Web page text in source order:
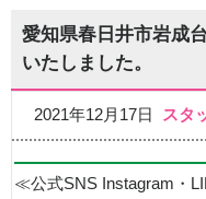
愛知県春日井市岩成
いたしました。
2021年12月17日 スタ
≪公式SNS Instagram・